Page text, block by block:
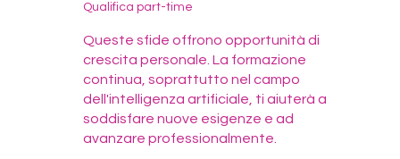
Qualifica part-time
Queste sfide offrono opportunità di
crescita personale. La formazione
continua, soprattutto nel campo
dell'intelligenza artificiale, ti aiuterà a
soddisfare nuove esigenze e ad
avanzare professionalmente.